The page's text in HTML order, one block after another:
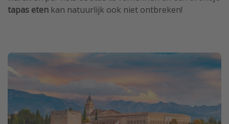
tapas eten kan natuurlijk ook niet ontbreken!